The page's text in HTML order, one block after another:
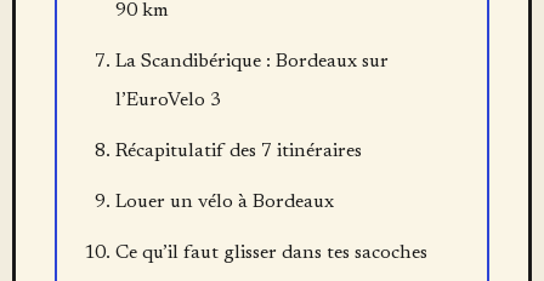
90 km
La Scandibérique : Bordeaux sur
l’EuroVelo 3
Récapitulatif des 7 itinéraires
Louer un vélo à Bordeaux
Ce qu’il faut glisser dans tes sacoches